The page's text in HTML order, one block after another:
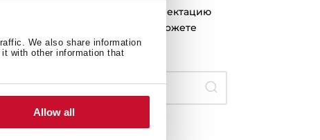
We also share information
with other information that
Allow all
пользователя входит в комплектацию
еще одна его копия, вы можете
номер